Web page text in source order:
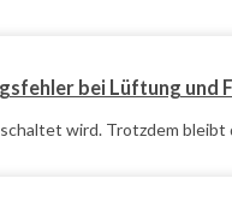
bei Lüftung und
wird. Trotzdem bleibt